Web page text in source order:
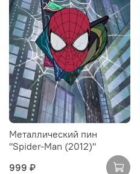
Металлический пин
"Spider-Man (2012)"
999 ₽